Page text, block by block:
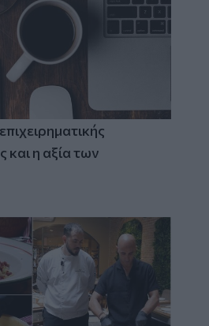
η αξία των